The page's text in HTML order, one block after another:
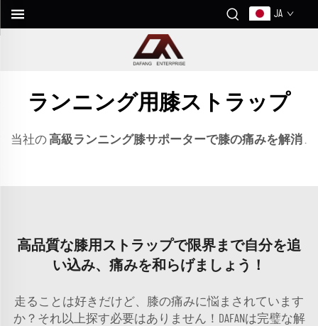
JA
ランニング用膝ストラップ
当社の 高級ランニング膝サポーターで膝の痛みを解消
高品質な膝用ストラップで限界まで自分を追
い込み、痛みを和らげましょう！
走ることは好きだけど、膝の痛みに悩まされています
か？それ以上探す必要はありません！DAFANは完璧な解